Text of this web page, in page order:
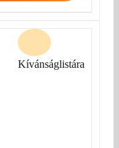
Kívánságlistára